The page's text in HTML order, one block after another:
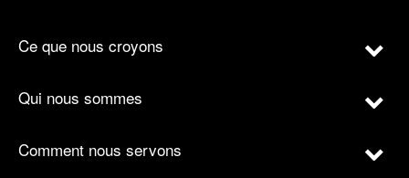
Ce que nous croyons
Qui nous sommes
Comment nous servons